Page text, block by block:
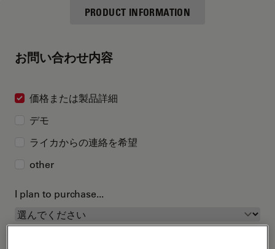
PRODUCT INFORMATION
お問い合わせ内容
価格または製品詳細
デモ
ライカからの連絡を希望
other
I plan to purchase...